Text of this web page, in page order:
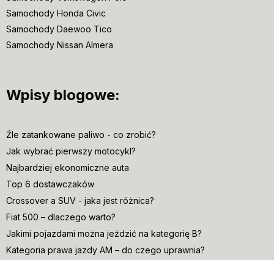
Samochody Honda Civic
Samochody Daewoo Tico
Samochody Nissan Almera
Wpisy blogowe:
Źle zatankowane paliwo - co zrobić?
Jak wybrać pierwszy motocykl?
Najbardziej ekonomiczne auta
Top 6 dostawczaków
Crossover a SUV - jaka jest różnica?
Fiat 500 – dlaczego warto?
Jakimi pojazdami można jeździć na kategorię B?
Kategoria prawa jazdy AM – do czego uprawnia?